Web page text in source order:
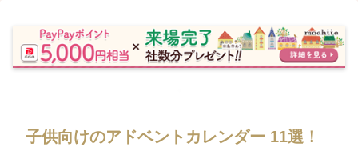
子供向けのアドベントカレンダー 11選！